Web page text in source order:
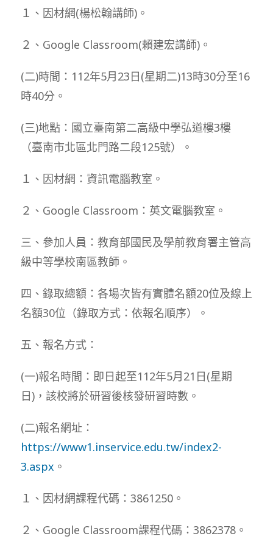
１、因材網(楊松翰講師)。
２、Google Classroom(賴建宏講師)。
(二)時間：112年5月23日(星期二)13時30分至16
時40分。
(三)地點：國立臺南第二高級中學弘道樓3樓
（臺南市北區北門路二段125號）。
１、因材網：資訊電腦教室。
２、Google Classroom：英文電腦教室。
三、參加人員：教育部國民及學前教育署主管高
級中等學校南區教師。
四、錄取總額：各場次皆有實體名額20位及線上
名額30位（錄取方式：依報名順序）。
五、報名方式：
(一)報名時間：即日起至112年5月21日(星期
日)，該校將於研習後核發研習時數。
(二)報名網址：
https://www1.inservice.edu.tw/index2-
3.aspx 。
１、因材網課程代碼：3861250。
２、Google Classroom課程代碼：3862378。